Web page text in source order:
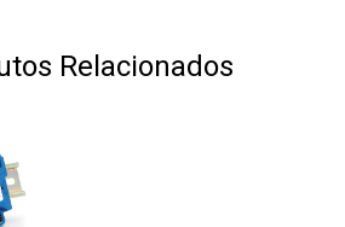
Relacionados